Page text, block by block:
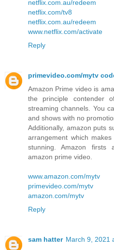
netflix.com.au/redeem
netflix.com/tv8
netflix.com.au/redeem
www.netflix.com/activate
Reply
primevideo.com/mytv
Amazon Prime video is
the principle contender
streaming channels. You
and shows with no
Additionally, amazon puts
arrangement which
stunning. Amazon firsts
amazon prime video.
www.amazon.com/mytv
primevideo.com/mytv
amazon.com/mytv
Reply
sam hatter March 9, 2021